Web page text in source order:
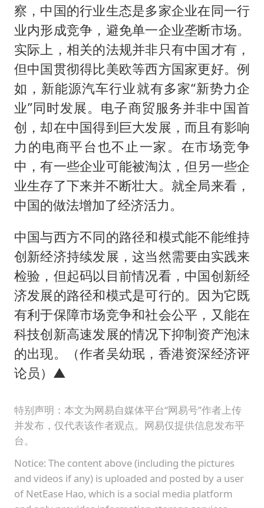
察，中国的行业生态是多家企业在同一行
业内形成竞争，避免单一企业垄断市场。
实际上，相关的法规并非只有中国才有，
但中国贯彻得比美欧等西方国家更好。例
如，新能源汽车行业就有多家“新势力企
业”同时发展。电子商贸服务并非中国首
创，却在中国得到巨大发展，而且有影响
力的电商平台也不止一家。在市场竞争
中，有一些企业可能被淘汰，但另一些企
业生存了下来并不断壮大。就全局来看，
中国的做法增加了经济活力。
中国与西方不同的路径和模式能不能维持
创新经济持续发展，这当然需要由实践来
检验，但起码以目前情况看，中国创新经
济发展的路径和模式是可行的。因为它既
有利于保障市场竞争和社会公平，又能在
科技创新高速发展的情况下抑制资产泡沫
的出现。（作者吴幼珉，香港资深经济评
论员）▲
特别声明：本文为网易自媒体平台“网易号”作者上传
并发布，仅代表该作者观点。网易仅提供信息发布平
台。
Notice: The content above (including the pictures
and videos if any) is uploaded and posted by a user
of NetEase Hao, which is a social media platform